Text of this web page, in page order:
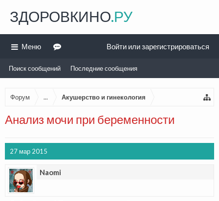
Форум ... Акушерство и гинекология
Анализ мочи при беременности
27 мар 2015
Naomi
ЗДОРОВКИНО.РУ
Меню
Поиск сообщений Последние сообщения
Войти или зарегистрироваться